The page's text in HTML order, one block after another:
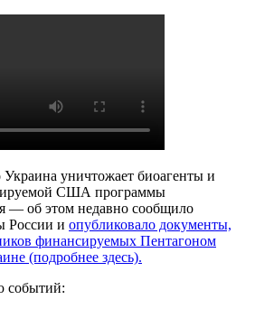
Украина уничтожает биоагенты и
США программы
— об этом недавно сообщило
России и опубликовало документы,
финансируемых Пентагоном
(подробнее здесь).
событий: